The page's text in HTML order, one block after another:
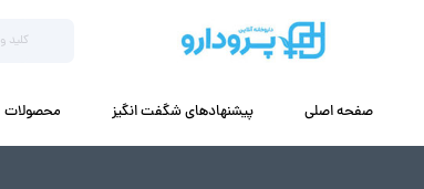
صفحه اصلی پیشنهادهای شگفت انگیز محصولات